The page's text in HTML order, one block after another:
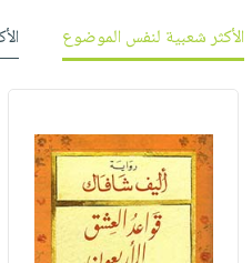
الأكثر شعبية لنفس الموضوع